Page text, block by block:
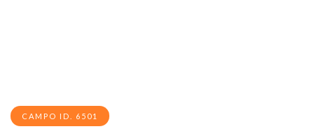
CAMPO ID. 6501